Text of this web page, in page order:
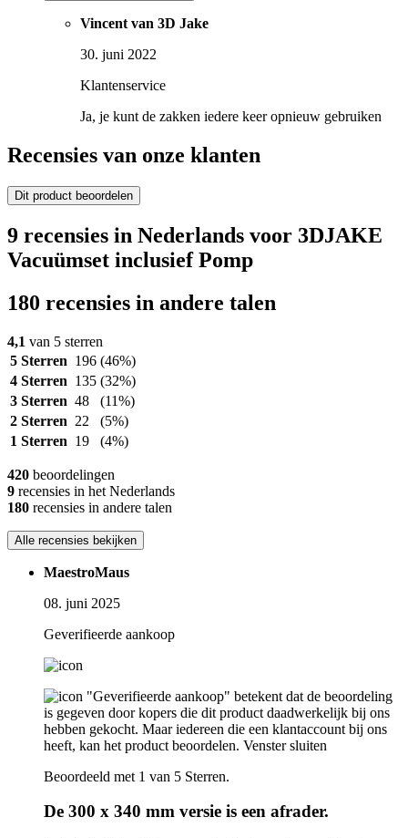
Vincent van 3D Jake
30. juni 2022
Klantenservice
Ja, je kunt de zakken iedere keer opnieuw gebruiken
Recensies van onze klanten
Dit product beoordelen
9 recensies in Nederlands voor 3DJAKE
Vacuümset inclusief Pomp
180 recensies in andere talen
4,1 van 5 sterren
5 Sterren 196 (46%)
4 Sterren 135 (32%)
3 Sterren 48
(11%)
2 Sterren 22
(5%)
1 Sterren 19 (4%)
420 beoordelingen
9 recensies in het Nederlands
180 recensies in andere talen
Alle recensies bekijken
MaestroMaus
08. juni 2025
Geverifieerde aankoop
"Geverifieerde aankoop" betekent dat de beoordeling
is gegeven door kopers die dit product daadwerkelijk bij ons
hebben gekocht. Maar iedereen die een klantaccount bij ons
heeft, kan het product beoordelen. Venster sluiten
Beoordeeld met 1 van 5 Sterren.
De 300 x 340 mm versie is een afrader.